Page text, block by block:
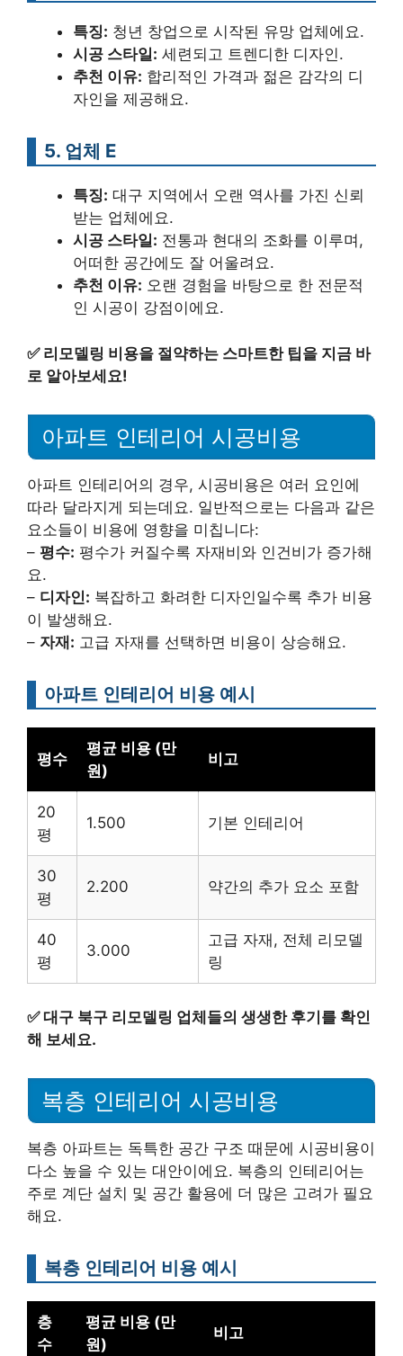
특징: 청년 창업으로 시작된 유망 업체에요.
시공 스타일: 세련되고 트렌디한 디자인.
추천 이유: 합리적인 가격과 젊은 감각의 디
자인을 제공해요.
5. 업체 E
특징: 대구 지역에서 오랜 역사를 가진 신뢰
받는 업체에요.
시공 스타일: 전통과 현대의 조화를 이루며,
어떠한 공간에도 잘 어울려요.
추천 이유: 오랜 경험을 바탕으로 한 전문적
인 시공이 강점이에요.
✅ 리모델링 비용을 절약하는 스마트한 팁을 지금 바
로 알아보세요!
아파트 인테리어 시공비용
아파트 인테리어의 경우, 시공비용은 여러 요인에
따라 달라지게 되는데요. 일반적으로는 다음과 같은
요소들이 비용에 영향을 미칩니다:
– 평수: 평수가 커질수록 자재비와 인건비가 증가해
요.
– 디자인: 복잡하고 화려한 디자인일수록 추가 비용
이 발생해요.
– 자재: 고급 자재를 선택하면 비용이 상승해요.
아파트 인테리어 비용 예시
평수
평균 비용 (만
원)
비고
20
평
1.500 기본 인테리어
30
평
2.200 약간의 추가 요소 포함
40
평
3.000
고급 자재, 전체 리모델
링
✅대구 북구 리모델링 업체들의 생생한 후기를 확인
해 보세요.
복층 인테리어 시공비용
복층 아파트는 독특한 공간 구조 때문에 시공비용이
다소 높을 수 있는 대안이에요. 복층의 인테리어는
주로 계단 설치 및 공간 활용에 더 많은 고려가 필요
해요.
복층 인테리어 비용 예시
층
수
평균 비용 (만
원)
비고